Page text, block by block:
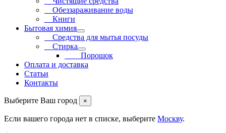
Обеззараживание воды
Книги
Бытовая химия
Средства для мытья посуды
Стирка
Порошок
Оплата и доставка
Статьи
Контакты
Выберите Ваш город ×
Если вашего города нет в списке, выберите Москву.